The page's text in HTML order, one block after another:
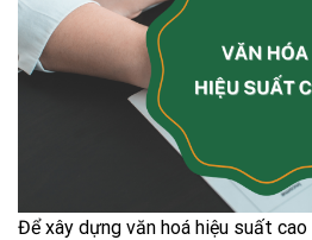
Để xây dựng văn hoá hiệu suất